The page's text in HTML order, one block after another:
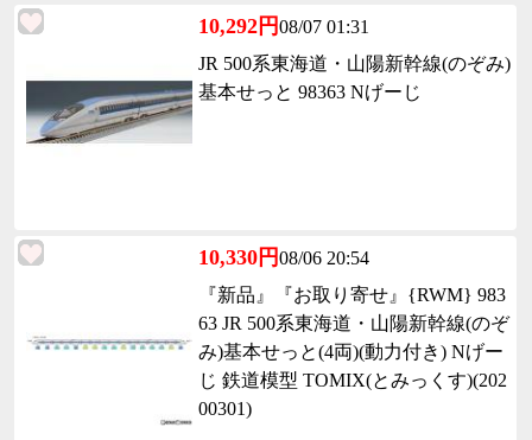
10,292円08/07 01:31
JR 500系東海道・山陽新幹線(のぞみ)
基本せっと 98363 Nげーじ
10,330円08/06 20:54
『新品』『お取り寄せ』{RWM} 983
63 JR 500系東海道・山陽新幹線(のぞ
み)基本せっと(4両)(動力付き) Nげー
じ 鉄道模型 TOMIX(とみっくす)(202
00301)